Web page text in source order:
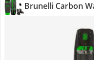
Brunelli Carbon